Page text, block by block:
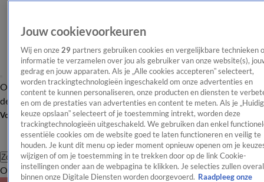
OverzichtAfleveringen Entertainment TV Algemeen
Tip
de redactieNieuwsbrief
Volg Shownieuws
Zoeken
OverzichtEntertainmentSpraakmakendRealityCrimeVideo's
Jouw cookievoorkeuren
Wij en onze 29 partners gebruiken cookies en vergelijkbare technieken
informatie te verzamelen over jou als gebruiker van onze website(s),
gedrag en jouw apparaten. Als je „Alle cookies accepteren” selecteert,
worden trackingtechnologieën ingeschakeld om onze advertenties en
content te kunnen personaliseren, onze producten en diensten te
en om de prestaties van advertenties en content te meten. Als je
keuze opslaan” selecteert of je toestemming intrekt, worden deze
trackingtechnologieën uitgeschakeld. We gebruiken dan enkel
essentiële cookies om de website goed te laten functioneren en veilig te
houden. Je kunt dit menu op ieder moment opnieuw openen om je
wijzigen of om je toestemming in te trekken door op de link Cookie-
instellingen onder aan de webpagina te klikken. Je selecties zullen overal
binnen onze Digitale Diensten worden doorgevoerd. Raadpleeg onze